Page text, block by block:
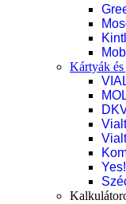
Kártyák